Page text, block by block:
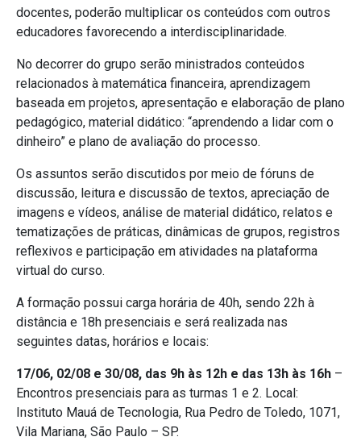
docentes, poderão multiplicar os conteúdos com outros
educadores favorecendo a interdisciplinaridade.
No decorrer do grupo serão ministrados conteúdos
relacionados à matemática financeira, aprendizagem
baseada em projetos, apresentação e elaboração de plano
pedagógico, material didático: “aprendendo a lidar com o
dinheiro” e plano de avaliação do processo.
Os assuntos serão discutidos por meio de fóruns de
discussão, leitura e discussão de textos, apreciação de
imagens e vídeos, análise de material didático, relatos e
tematizações de práticas, dinâmicas de grupos, registros
reflexivos e participação em atividades na plataforma
virtual do curso.
A formação possui carga horária de 40h, sendo 22h à
distância e 18h presenciais e será realizada nas
seguintes datas, horários e locais:
17/06, 02/08 e 30/08, das 9h às 12h e das 13h às 16h –
Encontros presenciais para as turmas 1 e 2. Local:
Instituto Mauá de Tecnologia, Rua Pedro de Toledo, 1071,
Vila Mariana, São Paulo – SP.